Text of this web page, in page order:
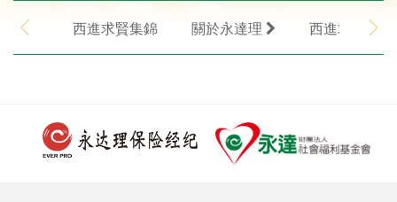
公益活動
網站連結
西進求賢集錦 關於永達理 西進求賢剪報